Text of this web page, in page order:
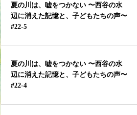
夏の川は、嘘をつかない 〜西谷の水
辺に消えた記憶と、子どもたちの声〜
#22-5
夏の川は、嘘をつかない 〜西谷の水
辺に消えた記憶と、子どもたちの声〜
#22-4